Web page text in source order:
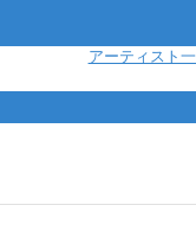
アーティスト